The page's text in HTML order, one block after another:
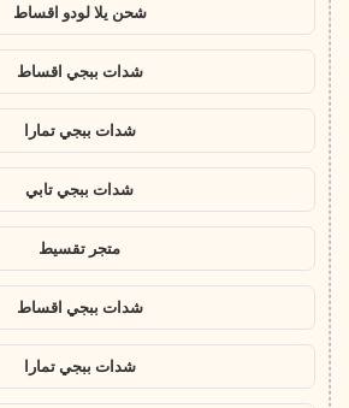
شحن يلا لودو اقساط
شدات ببجي اقساط
شدات ببجي تمارا
شدات ببجي تابي
متجر تقسيط
شدات ببجي اقساط
شدات ببجي تمارا